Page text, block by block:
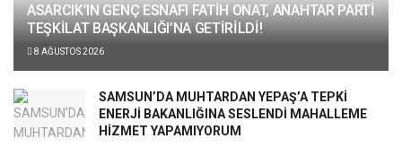
ASARCIK’IN GENÇ ESNAFI FATİH ONAT, ANAHTAR PARTİ
TEŞKİLAT BAŞKANLIĞI’NA GETİRİLDİ!
8 AĞUSTOS 2026
SAMSUN’DA MUHTARDAN YEPAŞ’A TEPKİ
ENERJİ BAKANLIĞINA SESLENDİ MAHALLEME
HİZMET YAPAMIYORUM